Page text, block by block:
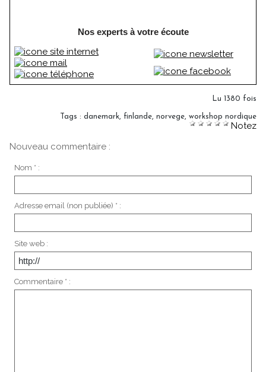
Nos experts à votre écoute
Lu 1380 fois
Tags : danemark, finlande, norvege, workshop nordique
Notez
Nouveau commentaire :
Nom * :
Adresse email (non publiée) * :
Site web :
Commentaire * :